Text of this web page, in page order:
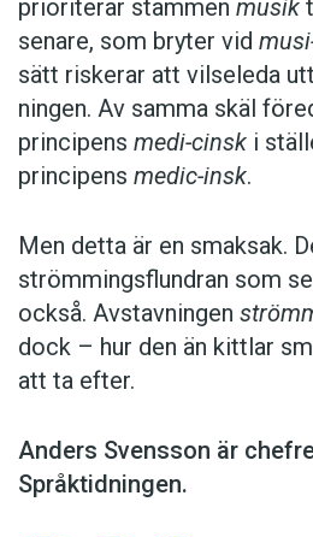
prioriterar stammen musik
senare, som bryter vid
sätt riskerar att vilseleda
ningen. Av samma skäl
principens medi-cinsk i
principens medic-insk.
Men detta är en smaksak.
strömmingsflundran som
också. Avstavningen
dock – hur den än kittlar
att ta efter.
Anders Svensson är
Språktidningen.